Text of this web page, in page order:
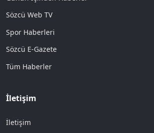
Sözcü Web TV
Spor Haberleri
Sözcü E-Gazete
Tüm Haberler
İletişim
İletişim